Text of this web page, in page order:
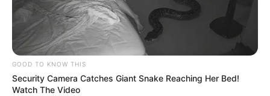
GOOD TO KNOW THIS
Security Camera Catches Giant Snake Reaching Her Bed!
Watch The Video